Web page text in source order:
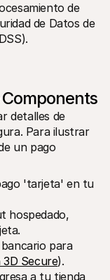
de
de Datos de
detalles de
Para ilustrar
un pago
'tarjeta' en tu
hospedado,
para
Secure).
a tu tienda